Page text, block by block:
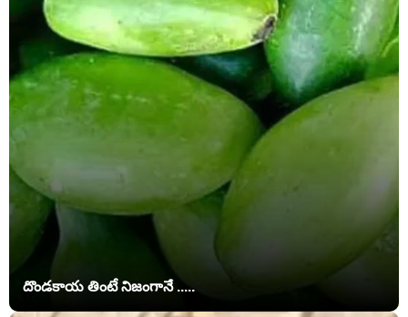
దొండకాయ తింటే నిజంగానే .....